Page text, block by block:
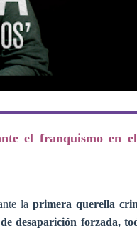
el franquismo en
laprimera querella
desaparición forzada,